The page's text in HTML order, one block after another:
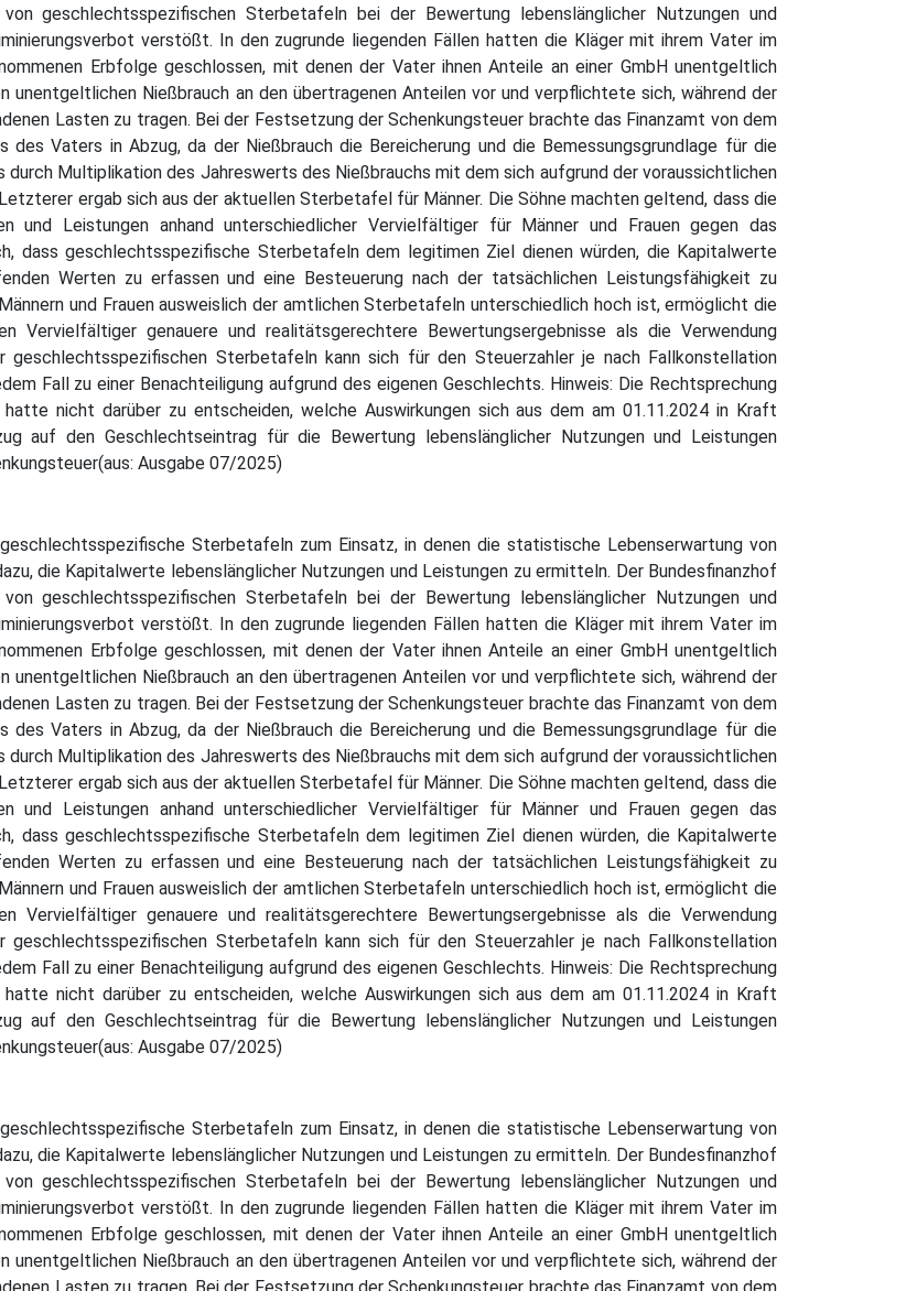
geschlechtsspezifischen Sterbetafeln bei der Bewertung lebenslänglicher Nutzungen und
verstößt. In den zugrunde liegenden Fällen hatten die Kläger mit ihrem Vater im
Erbfolge geschlossen, mit denen der Vater ihnen Anteile an einer GmbH unentgeltlich
Nießbrauch an den übertragenen Anteilen vor und verpflichtete sich, während der
Lasten zu tragen. Bei der Festsetzung der Schenkungsteuer brachte das Finanzamt von dem
Vaters in Abzug, da der Nießbrauch die Bereicherung und die Bemessungsgrundlage für die
Multiplikation des Jahreswerts des Nießbrauchs mit dem sich aufgrund der voraussichtlichen
ergab sich aus der aktuellen Sterbetafel für Männer. Die Söhne machten geltend, dass die
und Leistungen anhand unterschiedlicher Vervielfältiger für Männer und Frauen gegen das
dass geschlechtsspezifische Sterbetafeln dem legitimen Ziel dienen würden, die Kapitalwerte
Werten zu erfassen und eine Besteuerung nach der tatsächlichen Leistungsfähigkeit zu
und Frauen ausweislich der amtlichen Sterbetafeln unterschiedlich hoch ist, ermöglicht die
Vervielfältiger genauere und realitätsgerechtere Bewertungsergebnisse als die Verwendung
geschlechtsspezifischen Sterbetafeln kann sich für den Steuerzahler je nach Fallkonstellation
Fall zu einer Benachteiligung aufgrund des eigenen Geschlechts. Hinweis: Die Rechtsprechung
nicht darüber zu entscheiden, welche Auswirkungen sich aus dem am 01.11.2024 in Kraft
auf den Geschlechtseintrag für die Bewertung lebenslänglicher Nutzungen und Leistungen
Ausgabe 07/2025)
Sterbetafeln zum Einsatz, in denen die statistische Lebenserwartung von
die Kapitalwerte lebenslänglicher Nutzungen und Leistungen zu ermitteln. Der Bundesfinanzhof
geschlechtsspezifischen Sterbetafeln bei der Bewertung lebenslänglicher Nutzungen und
verstößt. In den zugrunde liegenden Fällen hatten die Kläger mit ihrem Vater im
Erbfolge geschlossen, mit denen der Vater ihnen Anteile an einer GmbH unentgeltlich
Nießbrauch an den übertragenen Anteilen vor und verpflichtete sich, während der
Lasten zu tragen. Bei der Festsetzung der Schenkungsteuer brachte das Finanzamt von dem
Vaters in Abzug, da der Nießbrauch die Bereicherung und die Bemessungsgrundlage für die
Multiplikation des Jahreswerts des Nießbrauchs mit dem sich aufgrund der voraussichtlichen
ergab sich aus der aktuellen Sterbetafel für Männer. Die Söhne machten geltend, dass die
und Leistungen anhand unterschiedlicher Vervielfältiger für Männer und Frauen gegen das
dass geschlechtsspezifische Sterbetafeln dem legitimen Ziel dienen würden, die Kapitalwerte
Werten zu erfassen und eine Besteuerung nach der tatsächlichen Leistungsfähigkeit zu
und Frauen ausweislich der amtlichen Sterbetafeln unterschiedlich hoch ist, ermöglicht die
Vervielfältiger genauere und realitätsgerechtere Bewertungsergebnisse als die Verwendung
geschlechtsspezifischen Sterbetafeln kann sich für den Steuerzahler je nach Fallkonstellation
Fall zu einer Benachteiligung aufgrund des eigenen Geschlechts. Hinweis: Die Rechtsprechung
nicht darüber zu entscheiden, welche Auswirkungen sich aus dem am 01.11.2024 in Kraft
auf den Geschlechtseintrag für die Bewertung lebenslänglicher Nutzungen und Leistungen
Ausgabe 07/2025)
Sterbetafeln zum Einsatz, in denen die statistische Lebenserwartung von
die Kapitalwerte lebenslänglicher Nutzungen und Leistungen zu ermitteln. Der Bundesfinanzhof
geschlechtsspezifischen Sterbetafeln bei der Bewertung lebenslänglicher Nutzungen und
verstößt. In den zugrunde liegenden Fällen hatten die Kläger mit ihrem Vater im
Erbfolge geschlossen, mit denen der Vater ihnen Anteile an einer GmbH unentgeltlich
Nießbrauch an den übertragenen Anteilen vor und verpflichtete sich, während der